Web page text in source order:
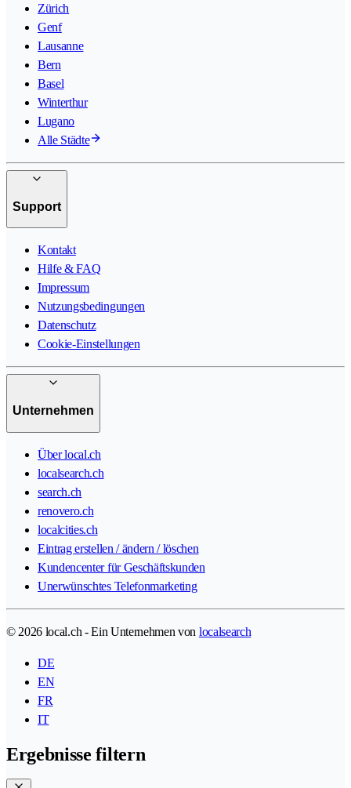
Zürich
Genf
Lausanne
Bern
Basel
Winterthur
Lugano
Alle Städte
Support
Kontakt
Hilfe & FAQ
Impressum
Nutzungsbedingungen
Datenschutz
Cookie-Einstellungen
Unternehmen
Über local.ch
localsearch.ch
search.ch
renovero.ch
localcities.ch
Eintrag erstellen / ändern / löschen
Kundencenter für Geschäftskunden
Unerwünschtes Telefonmarketing
© 2026 local.ch - Ein Unternehmen von localsearch
DE
EN
FR
IT
Ergebnisse filtern